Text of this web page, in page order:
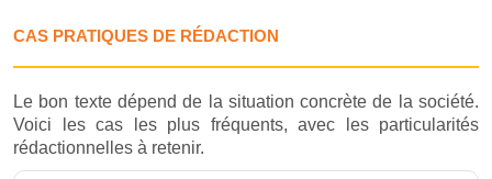
CAS PRATIQUES DE RÉDACTION
Le bon texte dépend de la situation concrète de la société.
Voici les cas les plus fréquents, avec les particularités
rédactionnelles à retenir.